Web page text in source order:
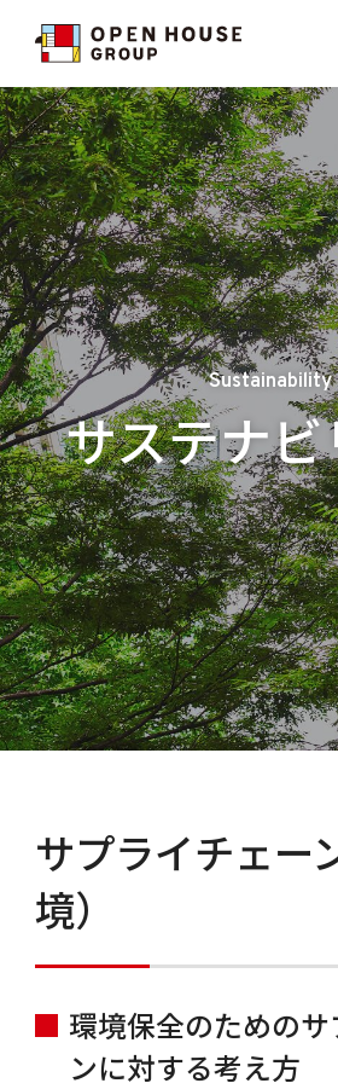
Sustainability
サステナ
サプライチェー
境）
環境保全のための
ンに対する考え方